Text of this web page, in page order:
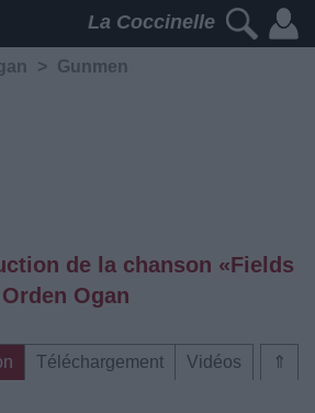
La Coccinelle
> Gunmen
de la chanson «Fields
Ogan
⇑
Téléchargement
Vidéos